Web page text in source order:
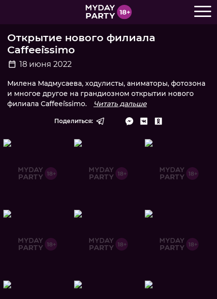
Открытие нового филиала
Caffee`issimo
18 июня 2022
Милена Мадмусаева, ходулисты, аниматоры, фотозона
и многое другое на грандиозном открытии нового
филиала Caffee`issimo.
Читать дальше
Поделиться: